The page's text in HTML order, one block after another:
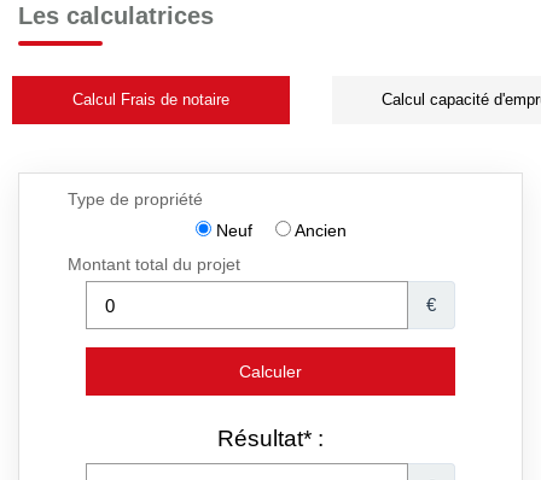
Les calculatrices
Calcul Frais de notaire Calcul capacité